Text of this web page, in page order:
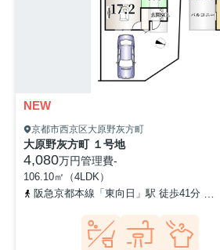
NEW
京都市西京区大原野灰方町
大原野灰方町 １号地
4,080万円管理費-
106.10㎡（4LDK）
阪急京都本線「東向日」駅 徒歩41分